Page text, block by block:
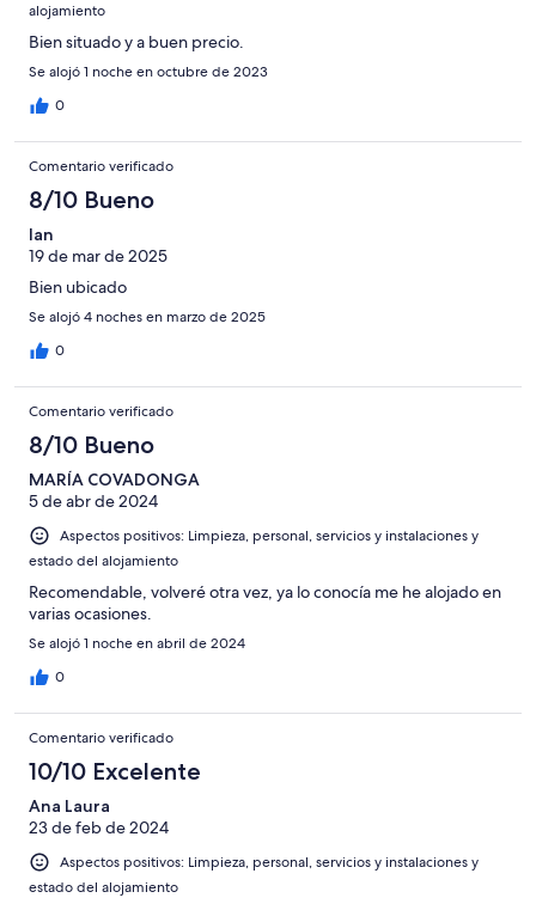
alojamiento
Bien situado y a buen precio.
Se alojó 1 noche en octubre de 2023
0
Comentario verificado
8/10 Bueno
Ian
19 de mar de 2025
Bien ubicado
Se alojó 4 noches en marzo de 2025
0
Comentario verificado
8/10 Bueno
MARÍA COVADONGA
5 de abr de 2024
Aspectos positivos: Limpieza, personal, servicios y instalaciones y
estado del alojamiento
Recomendable, volveré otra vez, ya lo conocía me he alojado en
varias ocasiones.
Se alojó 1 noche en abril de 2024
0
Comentario verificado
10/10 Excelente
Ana Laura
23 de feb de 2024
Aspectos positivos: Limpieza, personal, servicios y instalaciones y
estado del alojamiento